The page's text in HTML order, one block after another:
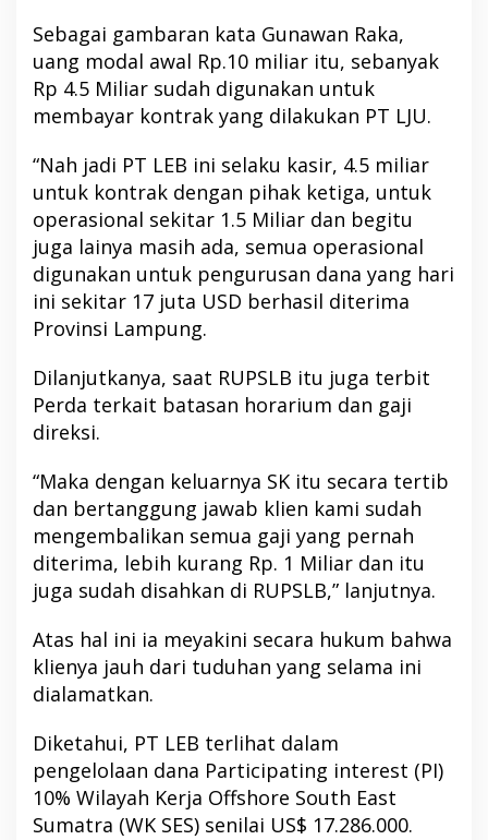
Sebagai gambaran kata Gunawan Raka,
uang modal awal Rp.10 miliar itu, sebanyak
Rp 4.5 Miliar sudah digunakan untuk
membayar kontrak yang dilakukan PT LJU.
“Nah jadi PT LEB ini selaku kasir, 4.5 miliar
untuk kontrak dengan pihak ketiga, untuk
operasional sekitar 1.5 Miliar dan begitu
juga lainya masih ada, semua operasional
digunakan untuk pengurusan dana yang hari
ini sekitar 17 juta USD berhasil diterima
Provinsi Lampung.
Dilanjutkanya, saat RUPSLB itu juga terbit
Perda terkait batasan horarium dan gaji
direksi.
“Maka dengan keluarnya SK itu secara tertib
dan bertanggung jawab klien kami sudah
mengembalikan semua gaji yang pernah
diterima, lebih kurang Rp. 1 Miliar dan itu
juga sudah disahkan di RUPSLB,” lanjutnya.
Atas hal ini ia meyakini secara hukum bahwa
klienya jauh dari tuduhan yang selama ini
dialamatkan.
Diketahui, PT LEB terlihat dalam
pengelolaan dana Participating interest (PI)
10% Wilayah Kerja Offshore South East
Sumatra (WK SES) senilai US$ 17.286.000.